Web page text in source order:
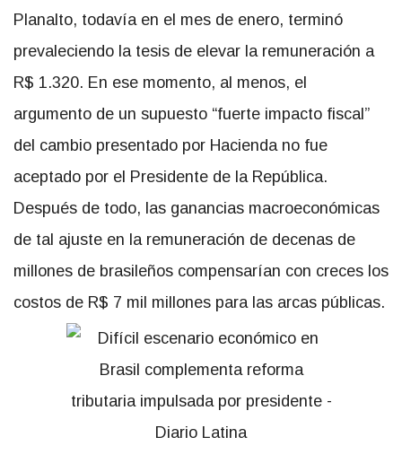
Planalto, todavía en el mes de enero, terminó
prevaleciendo la tesis de elevar la remuneración a
R$ 1.320. En ese momento, al menos, el
argumento de un supuesto “fuerte impacto fiscal”
del cambio presentado por Hacienda no fue
aceptado por el Presidente de la República.
Después de todo, las ganancias macroeconómicas
de tal ajuste en la remuneración de decenas de
millones de brasileños compensarían con creces los
costos de R$ 7 mil millones para las arcas públicas.